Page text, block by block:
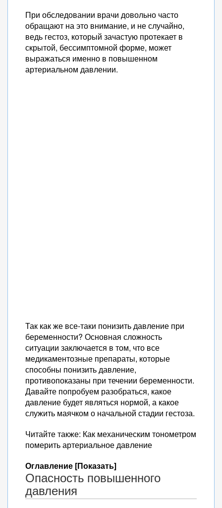
При обследовании врачи довольно часто
обращают на это внимание, и не случайно,
ведь гестоз, который зачастую протекает в
скрытой, бессимптомной форме, может
выражаться именно в повышенном
артериальном давлении.
Так как же все-таки понизить давление при
беременности? Основная сложность
ситуации заключается в том, что все
медикаментозные препараты, которые
способны понизить давление,
противопоказаны при течении беременности.
Давайте попробуем разобраться, какое
давление будет являться нормой, а какое
служить маячком о начальной стадии гестоза.
Читайте также: Как механическим тонометром
померить артериальное давление
Оглавление [Показать]
Опасность повышенного
давления